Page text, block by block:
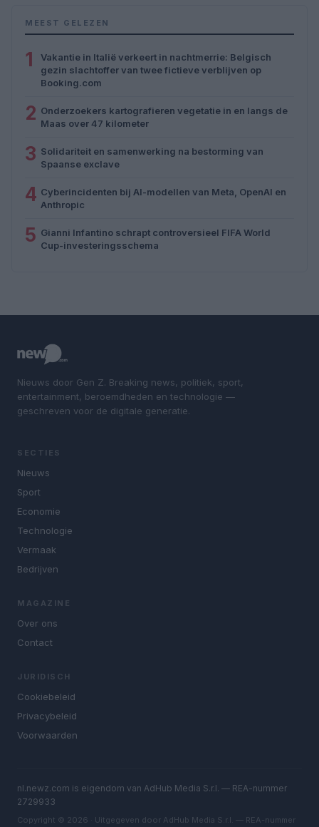
MEEST GELEZEN
1
Vakantie in Italië verkeert in nachtmerrie: Belgisch
gezin slachtoffer van twee fictieve verblijven op
Booking.com
2 Onderzoekers kartografieren vegetatie in en langs de
Maas over 47 kilometer
3 Solidariteit en samenwerking na bestorming van
Spaanse exclave
4 Cyberincidenten bij AI-modellen van Meta, OpenAI en
Anthropic
5 Gianni Infantino schrapt controversieel FIFA World
Cup-investeringsschema
Nieuws door Gen Z. Breaking news, politiek, sport,
entertainment, beroemdheden en technologie —
geschreven voor de digitale generatie.
SECTIES
Nieuws
Sport
Economie
Technologie
Vermaak
Bedrijven
MAGAZINE
Over ons
Contact
JURIDISCH
Cookiebeleid
Privacybeleid
Voorwaarden
nl.newz.com is eigendom van AdHub Media S.r.l. — REA-nummer
2729933
Copyright © 2026 · Uitgegeven door AdHub Media S.r.l. — REA-nummer